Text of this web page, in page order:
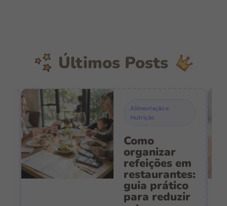
Últimos Posts
Alimentação e
Nutrição
Como
organizar
refeições em
restaurantes:
guia prático
para reduzir